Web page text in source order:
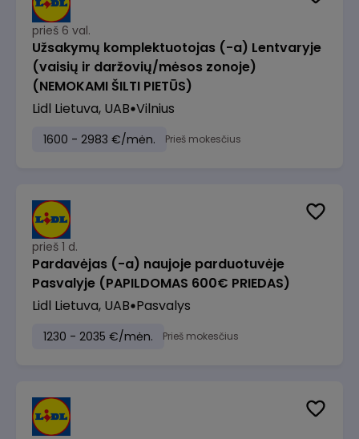
prieš 6 val.
Užsakymų komplektuotojas (-a) Lentvaryje
(vaisių ir daržovių/mėsos zonoje)
(NEMOKAMI ŠILTI PIETŪS)
Lidl Lietuva, UAB Vilnius
1600 - 2983 €/mėn. Prieš mokesčius
prieš 1 d.
Pardavėjas (-a) naujoje parduotuvėje
Pasvalyje (PAPILDOMAS 600€ PRIEDAS)
Lidl Lietuva, UAB Pasvalys
1230 - 2035 €/mėn. Prieš mokesčius